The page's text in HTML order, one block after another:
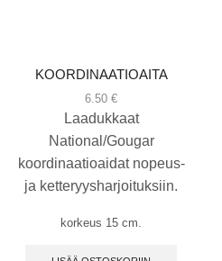
KOORDINAATIOAITA
6.50 €
Laadukkaat
National/Gougar
koordinaatioaidat nopeus-
ja ketteryysharjoituksiin.
korkeus 15 cm.